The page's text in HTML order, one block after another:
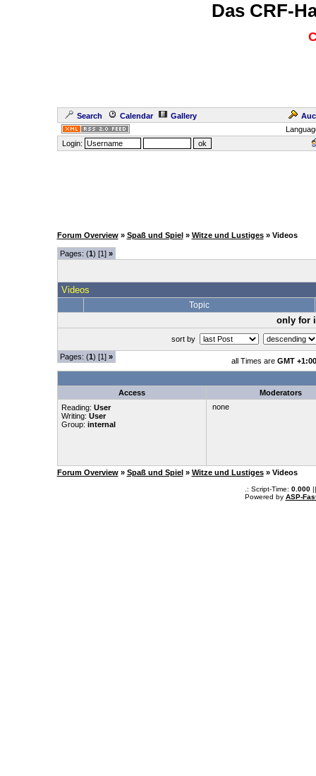
Das CRF-
Search Calendar Gallery
Login:
Forum Overview » Spaß und Spiel » Witze und Lustiges » Videos
Pages: (1) [1] »
Videos
Topic
only for
sort by
Pages: (1) [1] » all Times are GMT +1:00
Access
Moderators
Reading: User
Writing: User
Group: internal
none
Forum Overview » Spaß und Spiel » Witze und Lustiges » Videos
.: Script-Time: 0.000||
Powered by ASP-